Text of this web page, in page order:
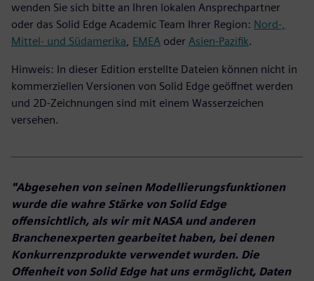
wenden Sie sich bitte an Ihren lokalen Ansprechpartner
oder das Solid Edge Academic Team Ihrer Region: Nord-,
Mittel- und Südamerika, EMEA oder Asien-Pazifik.
Hinweis: In dieser Edition erstellte Dateien können nicht in
kommerziellen Versionen von Solid Edge geöffnet werden
und 2D-Zeichnungen sind mit einem Wasserzeichen
versehen.
"Abgesehen von seinen Modellierungsfunktionen
wurde die wahre Stärke von Solid Edge
offensichtlich, als wir mit NASA und anderen
Branchenexperten gearbeitet haben, bei denen
Konkurrenzprodukte verwendet wurden. Die
Offenheit von Solid Edge hat uns ermöglicht, Daten